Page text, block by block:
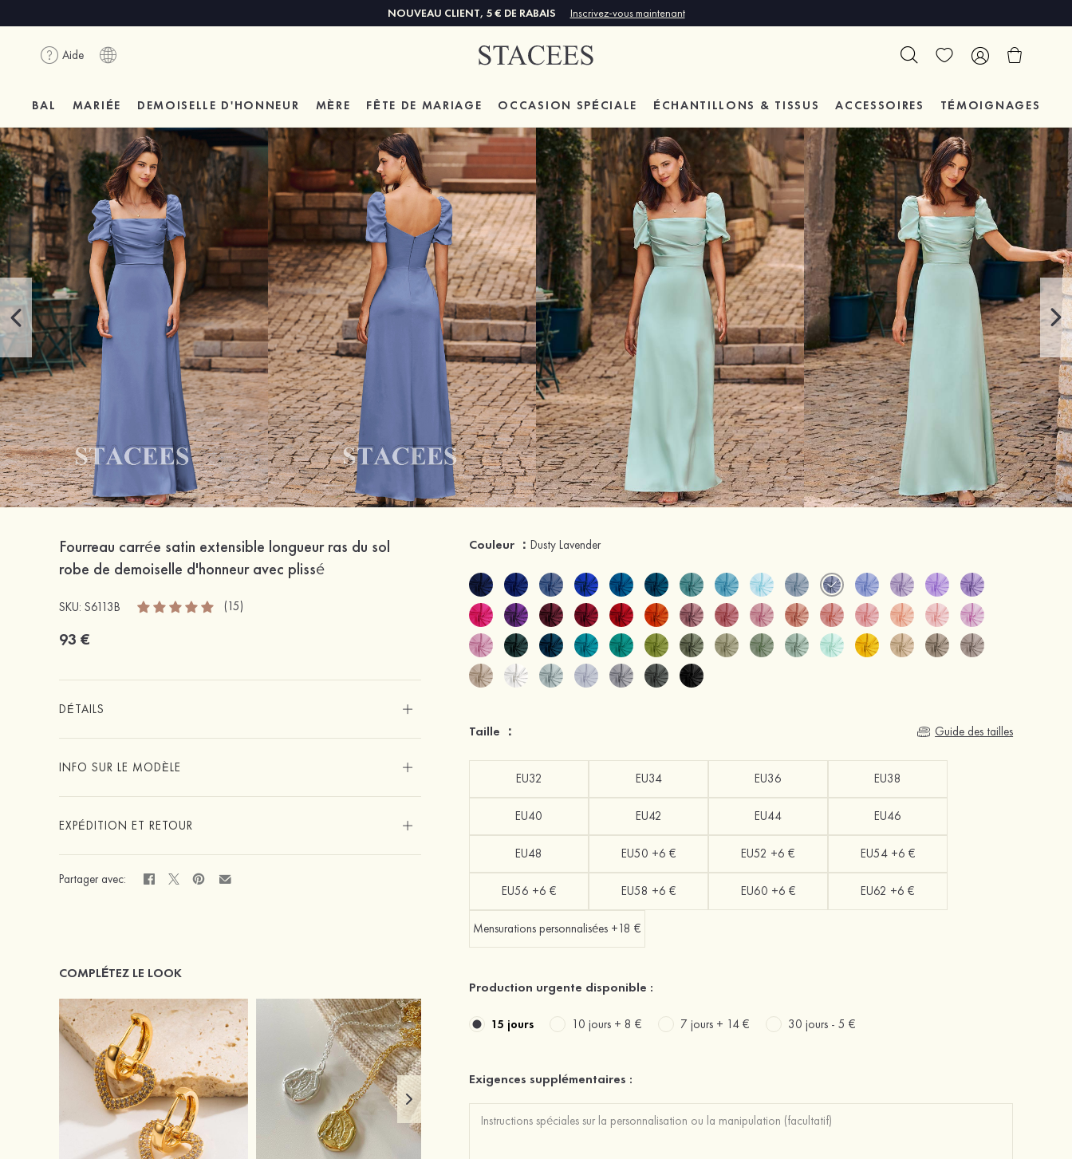
NOUVEAU CLIENT, 5 € DE RABAIS Inscrivez-vous maintenant
Aide
BAL MARIÉE DEMOISELLE D'HONNEUR MÈRE FÊTE DE MARIAGE OCCASION SPÉCIALE ÉCHANTILLONS & TISSUS ACCESSOIRES TÉMOIGNAGES
Fourreau carrée satin extensible longueur ras du sol
robe de demoiselle d'honneur avec plissé
SKU: S6113B (15)
93 €
DÉTAILS
INFO SUR LE MODÈLE
EXPÉDITION ET RETOUR
Partager avec:
COMPLÉTEZ LE LOOK
Couleur ：Dusty Lavender
Taille ： Guide des tailles
EU32 EU34 EU36 EU38
EU40 EU42 EU44 EU46
EU48 EU50 +6 € EU52 +6 € EU54 +6 €
EU56 +6 € EU58 +6 € EU60 +6 € EU62 +6 €
Mensurations personnalisées +18 €
Production urgente disponible :
15 jours 10 jours + 8 € 7 jours + 14 € 30 jours -5 €
Exigences supplémentaires :